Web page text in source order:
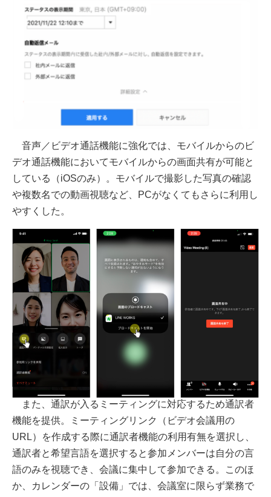
⾳声／ビデオ通話機能に強化では、モバイルからのビ
デオ通話機能においてモバイルからの画⾯共有が可能と
している（iOSのみ）。モバイルで撮影した写真の確認
や複数名での動画視聴など、PCがなくてもさらに利用し
やすくした。
また、通訳が⼊るミーティングに対応するため通訳者
機能を提供。ミーティングリンク（ビデオ会議⽤の
URL）を作成する際に通訳者機能の利⽤有無を選択し、
通訳者と希望⾔語を選択すると参加メンバーは⾃分の⾔
語のみを視聴でき、会議に集中して参加できる。このほ
か、カレンダーの「設備」では、会議室に限らず業務で